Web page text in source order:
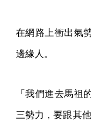
在網路上衝出氣
邊緣人。
「我們進去馬祖
三勢力，要跟其